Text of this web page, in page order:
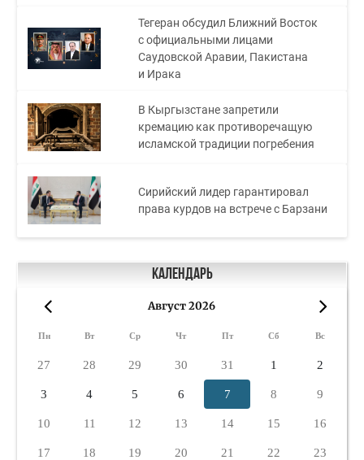
Тегеран обсудил Ближний Восток
с официальными лицами
Саудовской Аравии, Пакистана
и Ирака
В Кыргызстане запретили
кремацию как противоречащую
исламской традиции погребения
Сирийский лидер гарантировал
права курдов на встрече с Барзани
Календарь
Август 2026
Пн Вт Ср Чт Пт Сб Вс
27 28 29 30 31 1 2
3 4 5 6 7 8 9
10 11 12 13 14 15 16
17 18 19 20 21 22 23